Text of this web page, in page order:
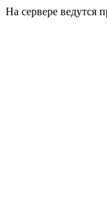
На сервере ведутся